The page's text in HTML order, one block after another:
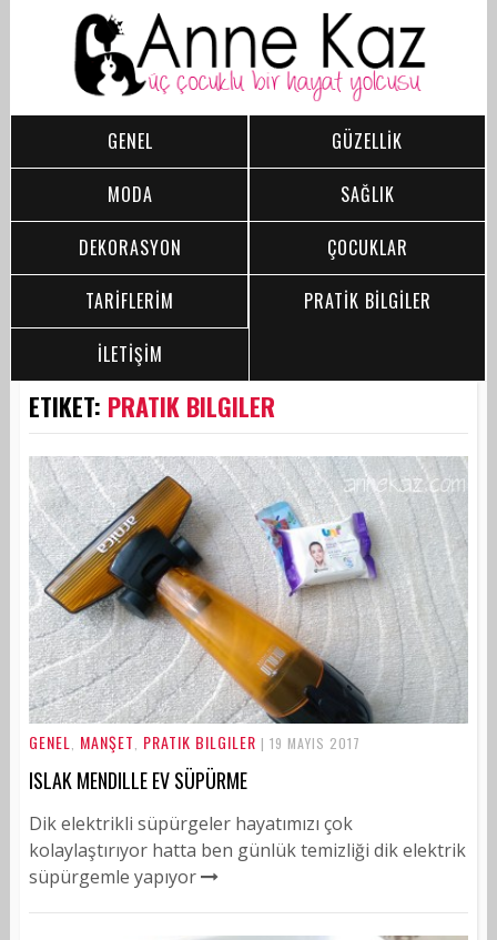
GENEL
GÜZELLİK
MODA
SAĞLIK
DEKORASYON
ÇOCUKLAR
TARİFLERİM
PRATİK BİLGİLER
İLETİŞİM
ETIKET: PRATIK BILGILER
GENEL MANŞET PRATIK BILGILER | 19 MAYIS 2017
ISLAK MENDILLE EV SÜPÜRME
Dik elektrikli süpürgeler hayatımızı çok
kolaylaştırıyor hatta ben günlük temizliği dik elektrik
süpürgemle yapıyor